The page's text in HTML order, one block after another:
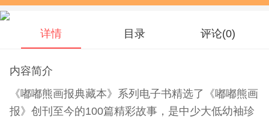
详情 目录 评论(0)
内容简介
《嘟嘟熊画报典藏本》系列电子书精选了《嘟嘟熊画
报》创刊至今的100篇精彩故事，是中少大低幼袖珍